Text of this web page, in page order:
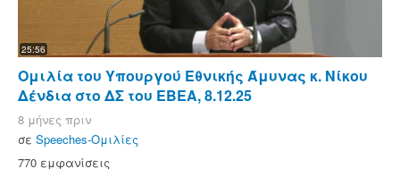
25:56
Ομιλία του Υπουργού Εθνικής Άμυνας κ. Νίκου
Δένδια στο ΔΣ του ΕΒΕΑ, 8.12.25
8 μήνες πριν
σε Speeches-Ομιλίες
770 εμφανίσεις